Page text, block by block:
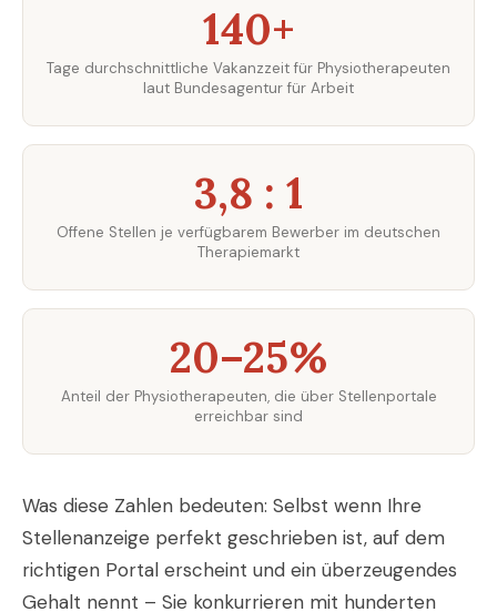
140+
Tage durchschnittliche Vakanzzeit für Physiotherapeuten
laut Bundesagentur für Arbeit
3,8 : 1
Offene Stellen je verfügbarem Bewerber im deutschen
Therapiemarkt
20–25%
Anteil der Physiotherapeuten, die über Stellenportale
erreichbar sind
Was diese Zahlen bedeuten: Selbst wenn Ihre
Stellenanzeige perfekt geschrieben ist, auf dem
richtigen Portal erscheint und ein überzeugendes
Gehalt nennt – Sie konkurrieren mit hunderten